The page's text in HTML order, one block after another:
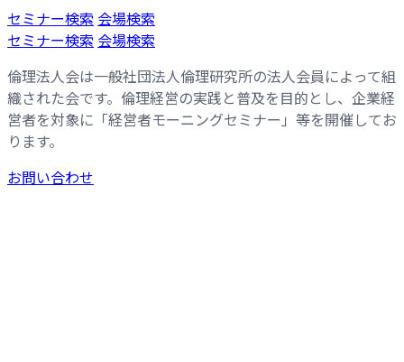
コ
ン
ン
ツ
へ
ス
キ
ッ
ナ
ビ
ー
シ
ョ
ン
に
移
セミナー検索 会場検索
セミナー検索 会場検索
倫理法人会は一般社団法人倫理研究所の法人会員によって組
織された会です。倫理経営の実践と普及を目的とし、企業経
営者を対象に「経営者モーニングセミナー」等を開催してお
ります。
お問い合わせ